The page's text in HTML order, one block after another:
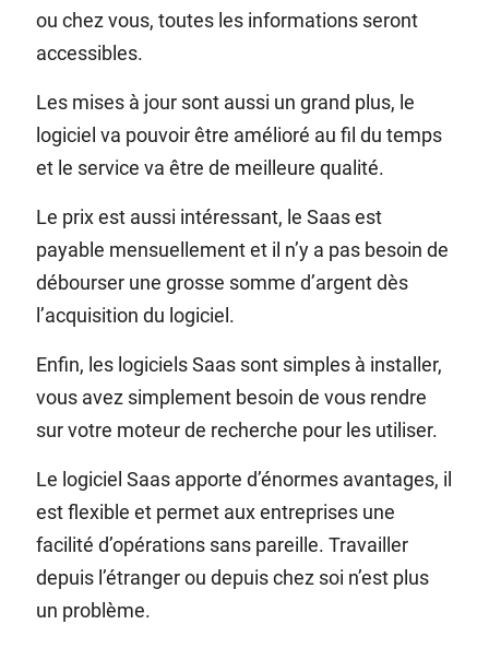
ou chez vous, toutes les informations seront
accessibles.
Les mises à jour sont aussi un grand plus, le
logiciel va pouvoir être amélioré au fil du temps
et le service va être de meilleure qualité.
Le prix est aussi intéressant, le Saas est
payable mensuellement et il n’y a pas besoin de
débourser une grosse somme d’argent dès
l’acquisition du logiciel.
Enfin, les logiciels Saas sont simples à installer,
vous avez simplement besoin de vous rendre
sur votre moteur de recherche pour les utiliser.
Le logiciel Saas apporte d’énormes avantages, il
est flexible et permet aux entreprises une
facilité d’opérations sans pareille. Travailler
depuis l’étranger ou depuis chez soi n’est plus
un problème.